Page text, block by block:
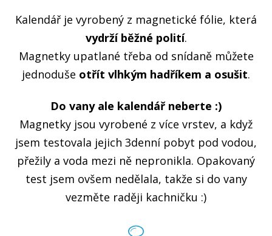
Kalendář je vyrobený z magnetické fólie, která
vydrží běžné polití.
Magnetky upatlané třeba od snídaně můžete
jednoduše otřít vlhkým hadříkem a osušit.
Do vany ale kalendář neberte :)
Magnetky jsou vyrobené z více vrstev, a když
jsem testovala jejich 3denní pobyt pod vodou,
přežily a voda mezi ně nepronikla. Opakovaný
test jsem ovšem nedělala, takže si do vany
vezměte raději kachničku :)